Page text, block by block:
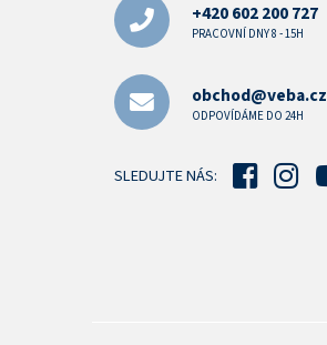
+420 602 200 727
PRACOVNÍ DNY 8 - 15H
obchod@veba.cz
ODPOVÍDÁME DO 24H
SLEDUJTE NÁS: